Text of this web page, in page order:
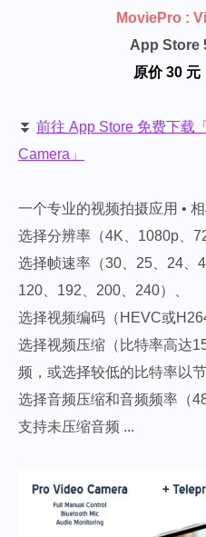
MoviePro :
App Store
原价 30 元
⏬ 前往 App Store 免费下载
Camera」
一个专业的视频拍摄应用 •
选择分辨率（4K、1080p、
选择帧速率（30、25、24、
120、192、200、240）、
选择视频编码（HEVC或
选择视频压缩（比特率高达
频，或选择较低的比特率以
选择音频压缩和音频频率（
支持未压缩音频 ...